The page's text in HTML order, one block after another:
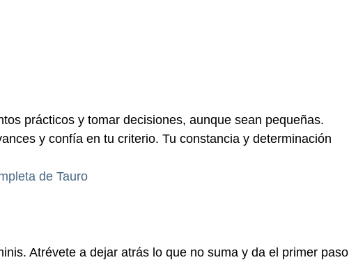
prácticos y tomar decisiones, aunque sean pequeñas.
y confía en tu criterio. Tu constancia y determinación
de Tauro
Atrévete a dejar atrás lo que no suma y da el primer paso